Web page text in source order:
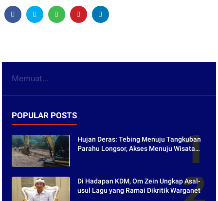
Memuat...
POPULAR POSTS
Hujan Deras: Tebing Menuju Tangkuban
Parahu Longsor, Akses Menuju Wisata
Di Hadapan KDM, Om Zein Ungkap Asal-
usul Lagu yang Ramai Dikritik Warganet